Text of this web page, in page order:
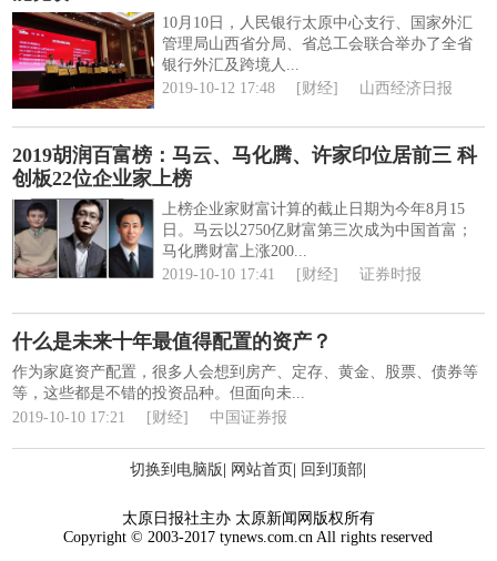
10月10日，人民银行太原中心支行、国家外汇
管理局山西省分局、省总工会联合举办了全省
银行外汇及跨境人...
2019-10-12 17:48
[财经] 山西经济日报
2019胡润百富榜：马云、马化腾、许家印位居前三 科
创板22位企业家上榜
上榜企业家财富计算的截止日期为今年8月15
日。马云以2750亿财富第三次成为中国首富；
马化腾财富上涨200...
2019-10-10 17:41
[财经] 证券时报
什么是未来十年最值得配置的资产？
作为家庭资产配置，很多人会想到房产、定存、黄金、股票、债券等
等，这些都是不错的投资品种。但面向未...
2019-10-10 17:21
[财经] 中国证券报
切换到电脑版 网站首页 回到顶部
太原日报社主办 太原新闻网版权所有
Copyright © 2003-2017 tynews.com.cn All rights reserved